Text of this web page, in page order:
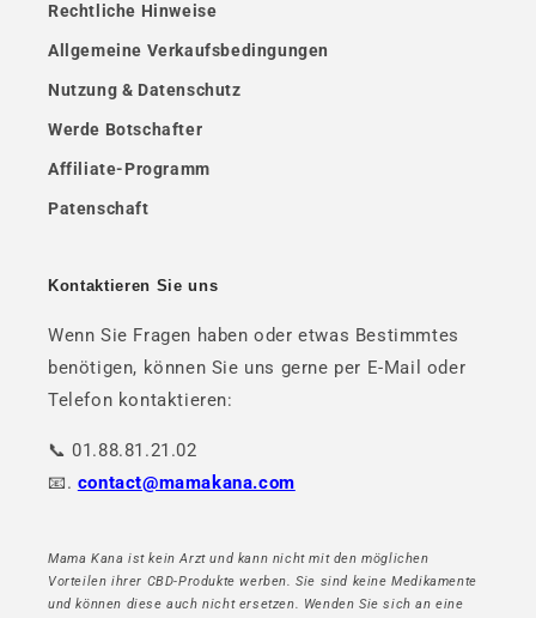
Rechtliche Hinweise
Allgemeine Verkaufsbedingungen
Nutzung & Datenschutz
Werde Botschafter
Affiliate-Programm
Patenschaft
Kontaktieren Sie uns
Wenn Sie Fragen haben oder etwas Bestimmtes
benötigen, können Sie uns gerne per E-Mail oder
Telefon kontaktieren:
📞 01.88.81.21.02
📧. contact@mamakana.com
Mama Kana ist kein Arzt und kann nicht mit den möglichen
Vorteilen ihrer CBD-Produkte werben. Sie sind keine Medikamente
und können diese auch nicht ersetzen. Wenden Sie sich an eine